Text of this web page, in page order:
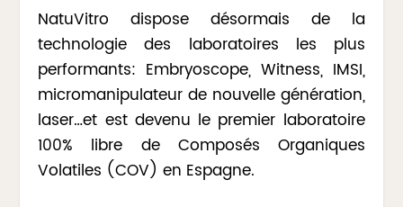
NatuVitro dispose désormais de la
technologie des laboratoires les plus
performants: Embryoscope, Witness, IMSI,
micromanipulateur de nouvelle génération,
laser…et est devenu le premier laboratoire
100% libre de Composés Organiques
Volatiles (COV) en Espagne.